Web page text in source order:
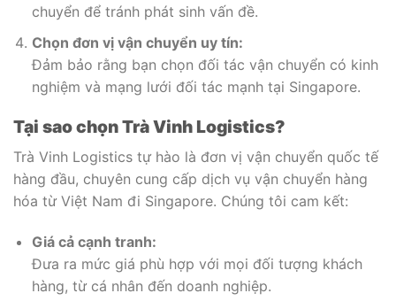
chuyển để tránh phát sinh vấn đề.
Chọn đơn vị vận chuyển uy tín:
Đảm bảo rằng bạn chọn đối tác vận chuyển có kinh
nghiệm và mạng lưới đối tác mạnh tại Singapore.
Tại sao chọn Trà Vinh Logistics?
Trà Vinh Logistics tự hào là đơn vị vận chuyển quốc tế
hàng đầu, chuyên cung cấp dịch vụ vận chuyển hàng
hóa từ Việt Nam đi Singapore. Chúng tôi cam kết:
Giá cả cạnh tranh:
Đưa ra mức giá phù hợp với mọi đối tượng khách
hàng, từ cá nhân đến doanh nghiệp.